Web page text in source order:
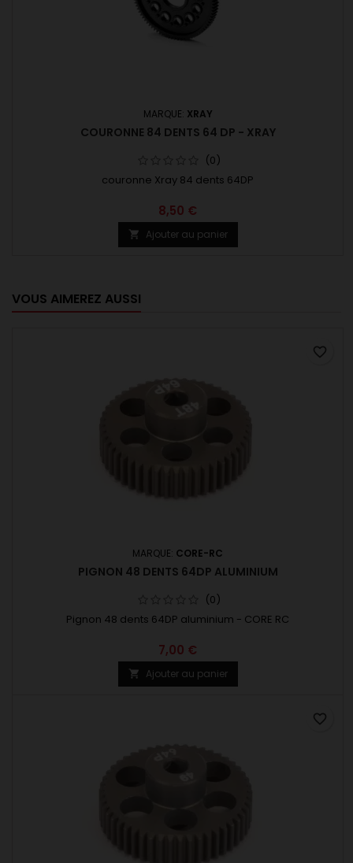
MARQUE: XRAY
COURONNE 84 DENTS 64 DP - XRAY
(0)
couronne Xray 84 dents 64DP
8,50 €
 Ajouter au panier
VOUS AIMEREZ AUSSI
MARQUE: CORE-RC
PIGNON 48 DENTS 64DP ALUMINIUM
(0)
Pignon 48 dents 64DP aluminium - CORE RC
7,00 €
 Ajouter au panier
favorite_border
favorite_border